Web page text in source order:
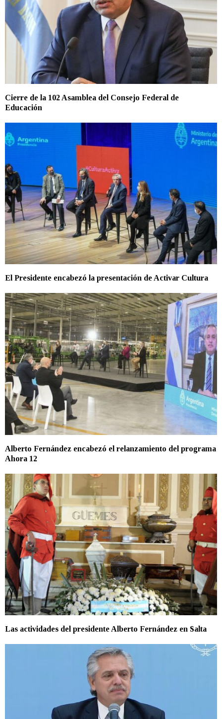
Cierre de la 102 Asamblea del Consejo Federal de
Educación
El Presidente encabezó la presentación de Activar Cultura
Alberto Fernández encabezó el relanzamiento del programa
Ahora 12
Las actividades del presidente Alberto Fernández en Salta